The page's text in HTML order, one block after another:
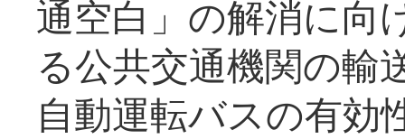
通空白」の解消に向
る公共交通機関の輸
自動運転バスの有効